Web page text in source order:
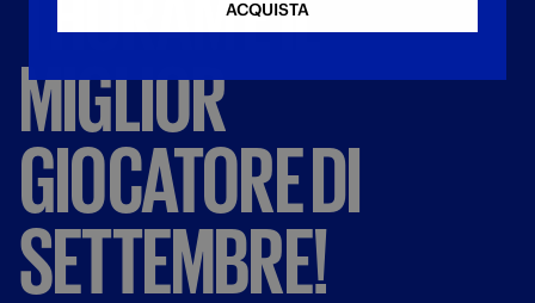
MIGLIOR
GIOCATOREDI
SETTEMBRE!
ACQUISTA